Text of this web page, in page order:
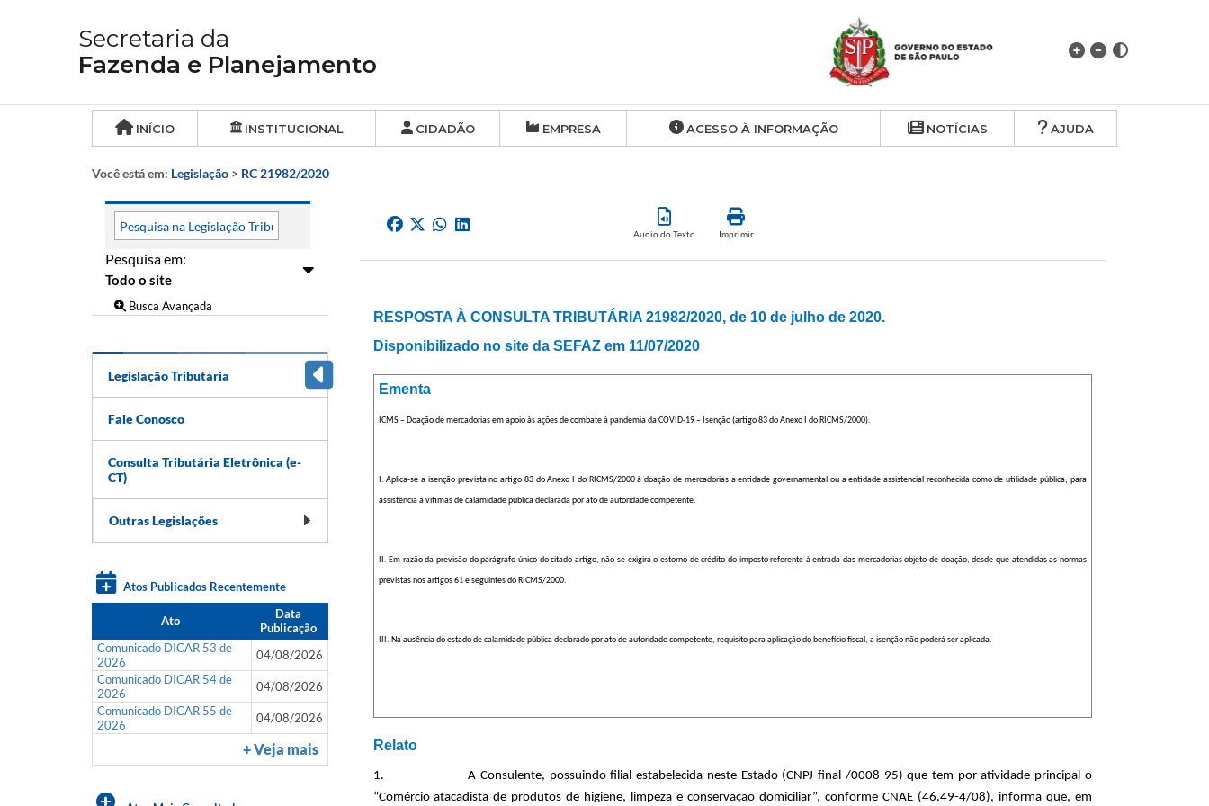
Secretaria da
Fazenda e Planejamento
INÍCIO INSTITUCIONAL CIDADÃO EMPRESA ACESSO À INFORMAÇÃO NOTÍCIAS AJUDA
Você está em: Legislação > RC 21982/2020
Pesquisa em:
Busca Avançada
Legislação Tributária
Fale Conosco
Consulta Tributária Eletrônica (e-
CT)
Outras Legislações
Atos Publicados Recentemente
Ato
Data
Publicação
Comunicado DICAR 53 de
2026
04/08/2026
Comunicado DICAR 54 de
2026
04/08/2026
Comunicado DICAR 55 de
2026
04/08/2026
+ Veja mais
Audio do Texto Imprimir
RESPOSTA À CONSULTA TRIBUTÁRIA 21982/2020, de 10 de julho de 2020.
Disponibilizado no site da SEFAZ em 11/07/2020
Ementa
ICMS – Doação de mercadorias em apoio às ações de combate à pandemia da COVID-19 – Isenção (artigo 83 do Anexo I do RICMS/2000).
I. Aplica-se a isenção prevista no artigo 83 do Anexo I do RICMS/2000 à doação de mercadorias a entidade governamental ou a entidade assistencial reconhecida como de utilidade pública, para
assistência a vítimas de calamidade pública declarada por ato de autoridade competente.
II. Em razão da previsão do parágrafo único do citado artigo, não se exigirá o estorno de crédito do imposto referente à entrada das mercadorias objeto de doação, desde que atendidas as normas
previstas nos artigos 61 e seguintes do RICMS/2000.
III. Na ausência do estado de calamidade pública declarado por ato de autoridade competente, requisito para aplicação do benefício fiscal, a isenção não poderá ser aplicada.
Relato
1.
A Consulente, possuindo filial estabelecida neste Estado (CNPJ final /0008-95) que tem por atividade principal o
“Comércio atacadista de produtos de higiene, limpeza e conservação domiciliar”, conforme CNAE (46.49-4/08), informa que, em